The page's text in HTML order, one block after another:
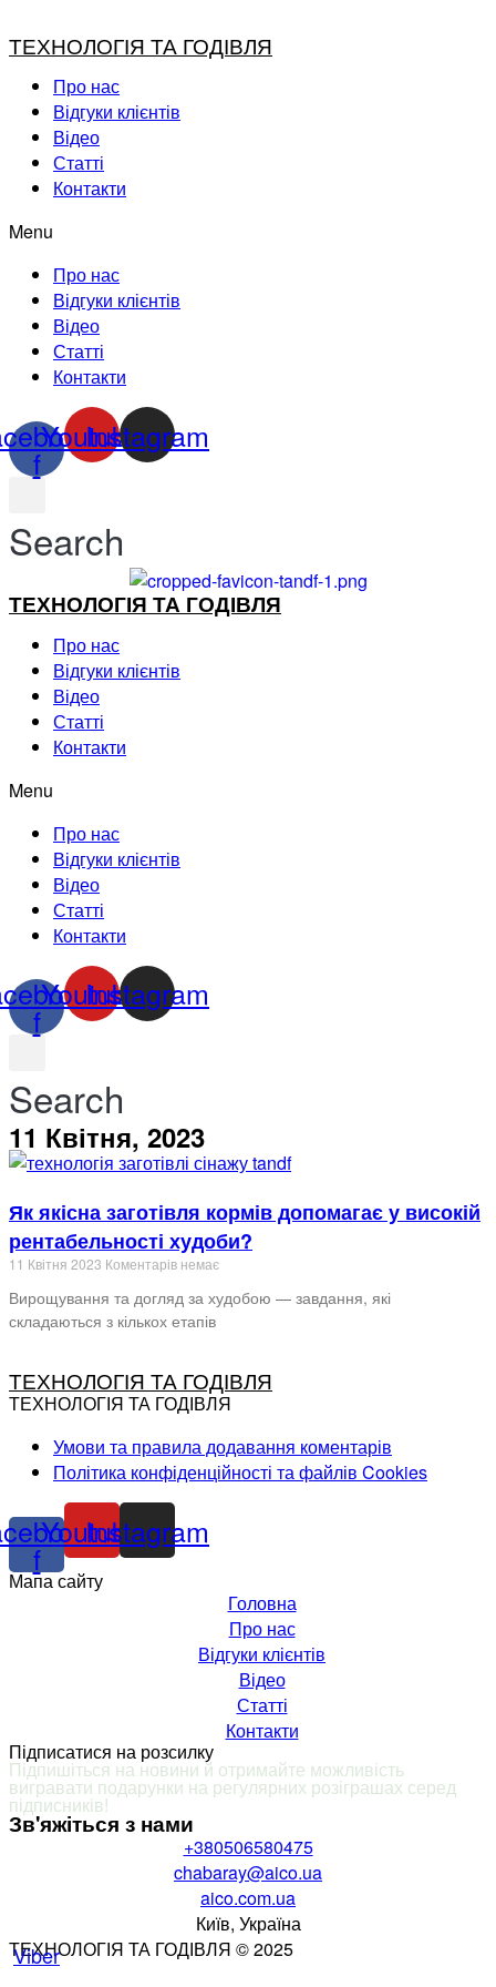
ТЕХНОЛОГІЯ ТА ГОДІВЛЯ
Про нас
Відгуки клієнтів
Відео
Статті
Контакти
Menu
Про нас
Відгуки клієнтів
Відео
Статті
Контакти
f
Youtube
Instagram
Search
ТЕХНОЛОГІЯ ТА ГОДІВЛЯ
Про нас
Відгуки клієнтів
Відео
Статті
Контакти
Menu
Про нас
Відгуки клієнтів
Відео
Статті
Контакти
f
Youtube
Instagram
Search
11 Квітня, 2023
Як якісна заготівля кормів допомагає у високій
рентабельності худоби?
11 Квітня 2023 Коментарів немає
Вирощування та догляд за худобою — завдання, які
складаються з кількох етапів
ТЕХНОЛОГІЯ ТА ГОДІВЛЯ
ТЕХНОЛОГІЯ ТА ГОДІВЛЯ
Умови та правила додавання коментарів
Політика конфіденційності та файлів Cookies
f
Youtube
Instagram
Мапа сайту
Головна
Про нас
Відгуки клієнтів
Відео
Статті
Контакти
Підписатися на розсилку
Підпишіться на новини й отримайте можливість
вигравати подарунки на регулярних розіграшах серед
підписників!
Зв'яжіться з нами
+380506580475
chabaray@aico.ua
aico.com.ua
Київ, Україна
Viber
ТЕХНОЛОГІЯ ТА ГОДІВЛЯ © 2025